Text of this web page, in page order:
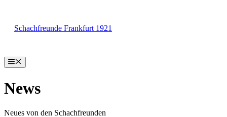
springen
Schachfreunde Frankfurt 1921
Menü
News
Neues von den Schachfreunden